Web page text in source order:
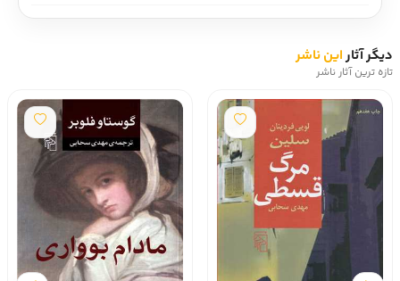
دیگر آثاراین ناشر
تازه ترین آثار ناشر